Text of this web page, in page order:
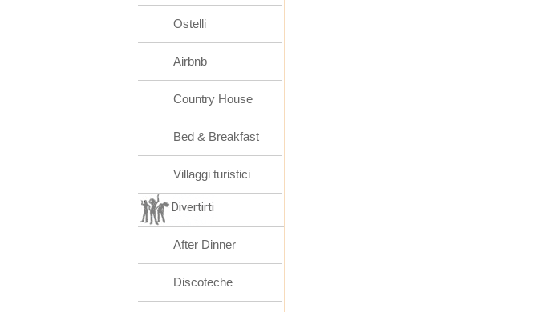
Ostelli
Airbnb
Country House
Bed & Breakfast
Villaggi turistici
Divertirti
After Dinner
Discoteche